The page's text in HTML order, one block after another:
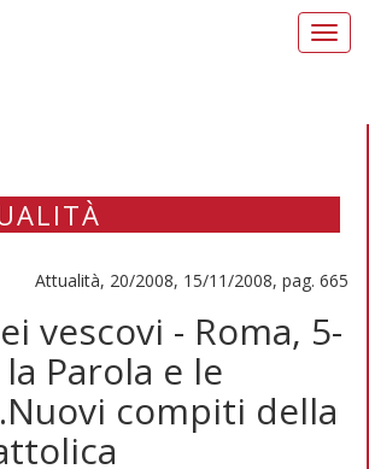
Attualità, 20/2008, 15/11/2008, pag. 665
vescovi - Roma, 5-
Parola e le
compiti della